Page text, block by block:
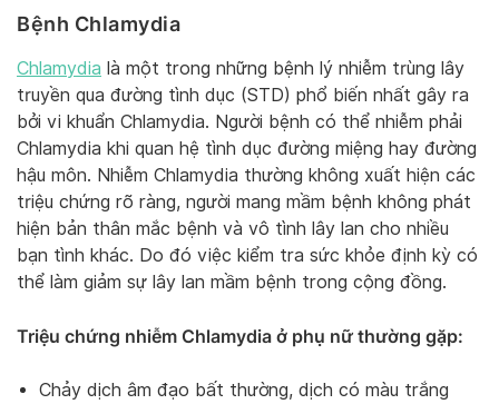
Bệnh Chlamydia
Chlamydia là một trong những bệnh lý nhiễm trùng lây
truyền qua đường tình dục (STD) phổ biến nhất gây ra
bởi vi khuẩn Chlamydia. Người bệnh có thể nhiễm phải
Chlamydia khi quan hệ tình dục đường miệng hay đường
hậu môn. Nhiễm Chlamydia thường không xuất hiện các
triệu chứng rõ ràng, người mang mầm bệnh không phát
hiện bản thân mắc bệnh và vô tình lây lan cho nhiều
bạn tình khác. Do đó việc kiểm tra sức khỏe định kỳ có
thể làm giảm sự lây lan mầm bệnh trong cộng đồng.
Triệu chứng nhiễm Chlamydia ở phụ nữ thường gặp:
Chảy dịch âm đạo bất thường, dịch có màu trắng